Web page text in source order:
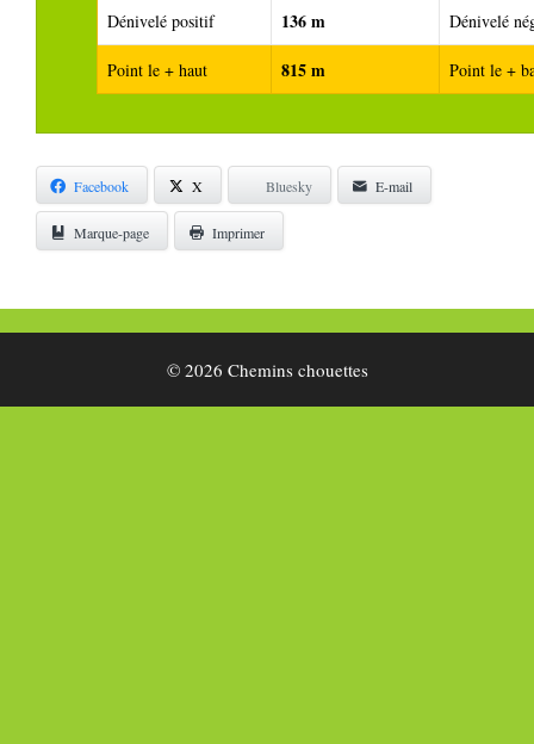
Dénivelé positif 136 m Dénivelé
Point le + haut 815 m Point le +
Facebook X Bluesky E-mail
Marque-page Imprimer
© 2026 Chemins chouettes